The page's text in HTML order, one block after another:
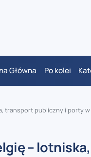
Główna Po kolei
transport publiczny i porty
–